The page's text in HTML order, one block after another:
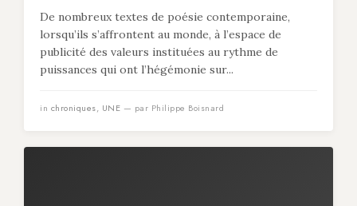
De nombreux textes de poésie contemporaine,
lorsqu’ils s’affrontent au monde, à l’espace de
publicité des valeurs instituées au rythme de
puissances qui ont l’hégémonie sur...
in chroniques, UNE — par Philippe Boisnard